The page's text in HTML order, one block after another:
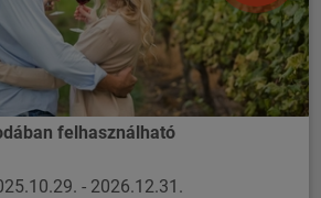
felhasználható
- 2026.12.31.